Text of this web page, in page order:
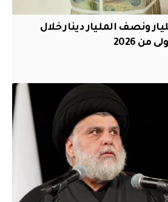
ونصف المليار دينار خلال
2026